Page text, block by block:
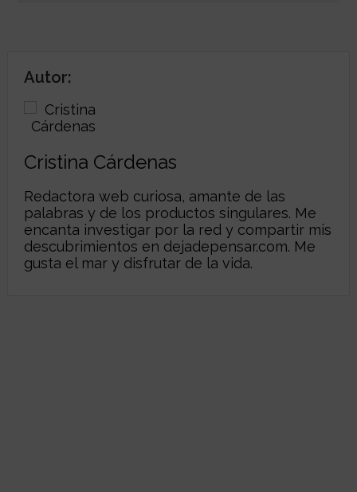
Autor:
Cristina Cárdenas
Redactora web curiosa, amante de las
palabras y de los productos singulares. Me
encanta investigar por la red y compartir mis
descubrimientos en dejadepensar.com. Me
gusta el mar y disfrutar de la vida.